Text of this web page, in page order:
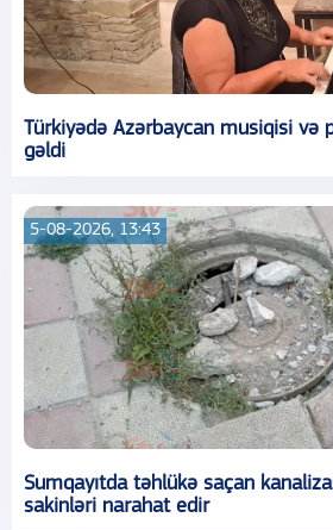
Türkiyədə Azərbaycan musiqisi və
gəldi
5-08-2026, 13:43
Sumqayıtda təhlükə saçan
sakinləri narahat edir